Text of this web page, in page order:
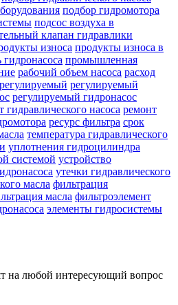
подбор гидромотора
подсос воздуха в
клапан гидравлики
износа продукты износа в
гидронасоса промышленная
рабочий объем насоса расход
регулируемый регулируемый
регулируемый гидронасос
гидравлического насоса ремонт
ресурс фильтра срок
температура гидравлического
уплотнения гидроцилиндра
системой устройство
утечки гидравлического
масла фильтрация
масла фильтроэлемент
элементы гидросистемы
на любой интересующий вопрос